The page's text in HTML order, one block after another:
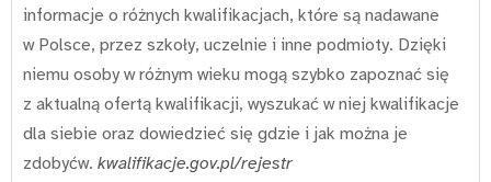
informacje o różnych kwalifikacjach, które są nadawane
w Polsce, przez szkoły, uczelnie i inne podmioty. Dzięki
niemu osoby w różnym wieku mogą szybko zapoznać się
z aktualną ofertą kwalifikacji, wyszukać w niej kwalifikacje
dla siebie oraz dowiedzieć się gdzie i jak można je
zdobyćw. kwalifikacje.gov.pl/rejestr